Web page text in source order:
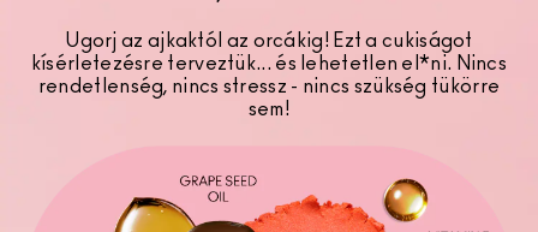
Ugorj az ajkaktól az orcákig! Ezt a cukiságot
kísérletezésre terveztük... és lehetetlen el*ni. Nincs
rendetlenség, nincs stressz - nincs szükség tükörre
sem!